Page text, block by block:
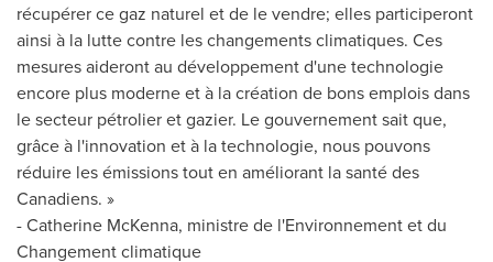
récupérer ce gaz naturel et de le vendre; elles participeront
ainsi à la lutte contre les changements climatiques. Ces
mesures aideront au développement d'une technologie
encore plus moderne et à la création de bons emplois dans
le secteur pétrolier et gazier. Le gouvernement sait que,
grâce à l'innovation et à la technologie, nous pouvons
réduire les émissions tout en améliorant la santé des
Canadiens. »
- Catherine McKenna, ministre de l'Environnement et du
Changement climatique